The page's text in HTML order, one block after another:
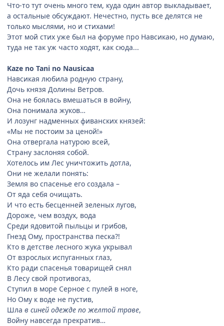
Что-то тут очень много тем, куда один автор выкладывает,
а остальные обсуждают. Нечестно, пусть все делятся не
только мыслями, но и стихами!
Этот мой стих уже был на форуме про Навсикаю, но думаю,
туда не так уж часто ходят, как сюда...
Kaze no Tani no Nausicaa
Навсикая любила родную страну,
Дочь князя Долины Ветров.
Она не боялась вмешаться в войну,
Она понимала жуков…
И лозунг надменных фиванских князей:
«Мы не постоим за ценой!»
Она отвергала натурою всей,
Страну заслоняя собой.
Хотелось им Лес уничтожить дотла,
Они не желали понять:
Земля во спасенье его создала –
От яда себя очищать.
И что есть бесценней зеленых лугов,
Дороже, чем воздух, вода
Среди ядовитой пыльцы и грибов,
Гнезд Ому, пространства песка?!
Кто в детстве лесного жука укрывал
От взрослых испуганных глаз,
Кто ради спасенья товарищей снял
В Лесу свой противогаз,
Ступил в море Серное с пулей в ноге,
Но Ому к воде не пустив,
Шла в синей одежде по желтой траве,
Войну навсегда прекратив…